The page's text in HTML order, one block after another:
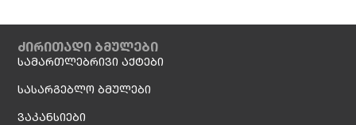
ძირითადი ბმულები
სამართლებრივი აქტები
სასარგებლო ბმულები
ვაკანსიები